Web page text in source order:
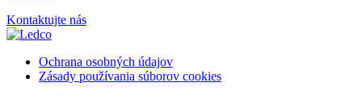
Kontaktujte nás
Ochrana osobných údajov
Zásady používania súborov cookies